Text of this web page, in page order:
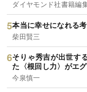
ダイヤモンド社書籍編
本当に幸せになれる
柴田賢三
そりゃ秀吉が出世す
た〈根回し力〉がエ
今泉慎一